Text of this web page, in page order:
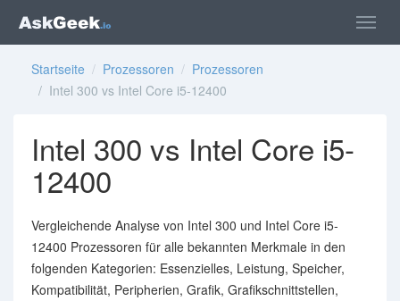
Startseite / Prozessoren / Prozessoren
/ Intel 300 vs Intel Core i5-12400
Intel 300 vs Intel Core i5-
12400
Vergleichende Analyse von Intel 300 und Intel Core i5-
12400 Prozessoren für alle bekannten Merkmale in den
folgenden Kategorien: Essenzielles, Leistung, Speicher,
Kompatibilität, Peripherien, Grafik, Grafikschnittstellen,